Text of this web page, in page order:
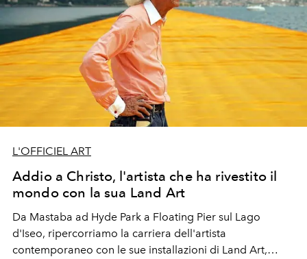
L'OFFICIEL ART
Addio a Christo, l'artista che ha rivestito il
mondo con la sua Land Art
Da Mastaba ad Hyde Park a Floating Pier sul Lago
d'Iseo, ripercorriamo la carriera dell'artista
contemporaneo con le sue installazioni di Land Art,